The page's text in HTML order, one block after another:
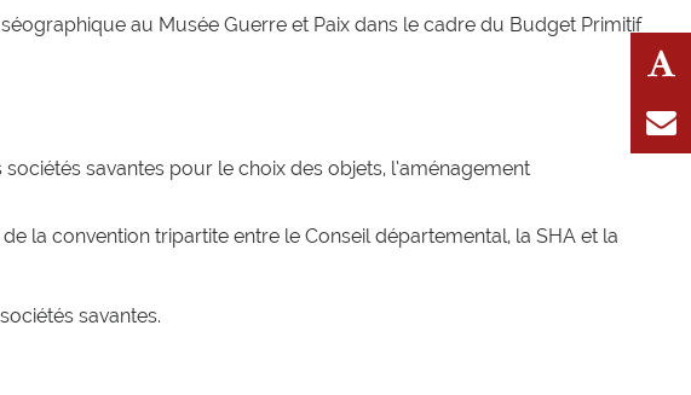
au Musée Guerre et Paix dans le cadre du Budget Primitif
savantes pour le choix des objets, l’aménagement
la convention tripartite entre le Conseil départemental, la SHA et la
savantes.